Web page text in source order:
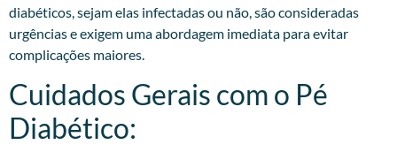
diabéticos, sejam elas infectadas ou não, são consideradas
urgências e exigem uma abordagem imediata para evitar
complicações maiores.
Cuidados Gerais com o Pé
Diabético: